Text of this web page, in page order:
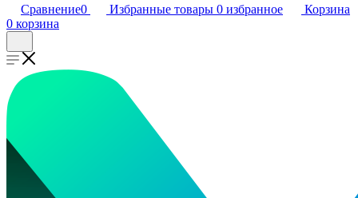
Сравнение0 Избранные товары 0 избранное
Корзина
0 корзина